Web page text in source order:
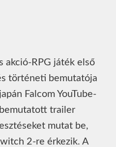
akció-RPG játék első
történeti bemutatója
Falcom YouTube-
trailer
mutat be,
2-re érkezik. A